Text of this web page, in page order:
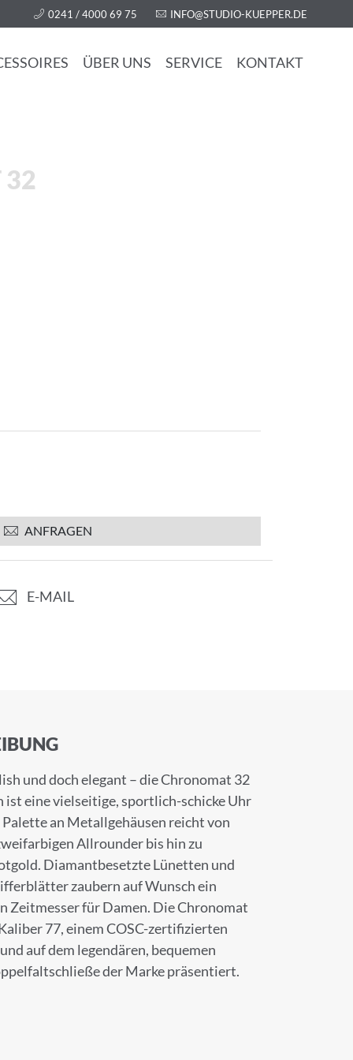
0241 / 4000 69 75 INFO@STUDIO-KUEPPER.DE
ÜBER UNS SERVICE KONTAKT
32
ANFRAGEN
E-MAIL
und doch elegant – die Chronomat 32
ist eine vielseitige, sportlich-schicke Uhr
an Metallgehäusen reicht von
Allrounder bis hin zu
Diamantbesetzte Lünetten und
zaubern auf Wunsch ein
Zeitmesser für Damen. Die Chronomat
77, einem COSC-zertifizierten
auf dem legendären, bequemen
der Marke präsentiert.